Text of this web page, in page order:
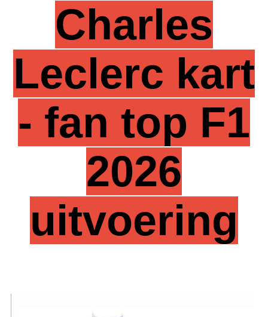
Charles
Leclerc kart
- fan top F1
2026
uitvoering